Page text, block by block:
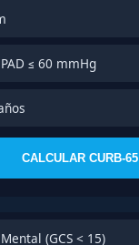
≤ 60 mmHg
CALCULAR CURB-65
(GCS < 15)